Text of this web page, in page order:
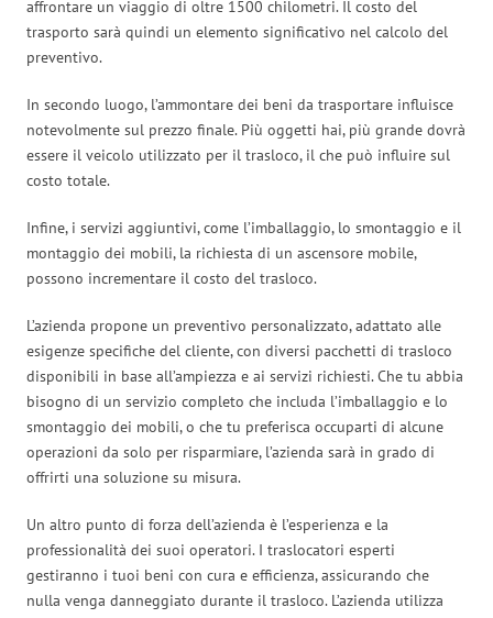
affrontare un viaggio di oltre 1500 chilometri. Il costo del
trasporto sarà quindi un elemento significativo nel calcolo del
preventivo.
In secondo luogo, l’ammontare dei beni da trasportare influisce
notevolmente sul prezzo finale. Più oggetti hai, più grande dovrà
essere il veicolo utilizzato per il trasloco, il che può influire sul
costo totale.
Infine, i servizi aggiuntivi, come l’imballaggio, lo smontaggio e il
montaggio dei mobili, la richiesta di un ascensore mobile,
possono incrementare il costo del trasloco.
L’azienda propone un preventivo personalizzato, adattato alle
esigenze specifiche del cliente, con diversi pacchetti di trasloco
disponibili in base all’ampiezza e ai servizi richiesti. Che tu abbia
bisogno di un servizio completo che includa l’imballaggio e lo
smontaggio dei mobili, o che tu preferisca occuparti di alcune
operazioni da solo per risparmiare, l’azienda sarà in grado di
offrirti una soluzione su misura.
Un altro punto di forza dell’azienda è l’esperienza e la
professionalità dei suoi operatori. I traslocatori esperti
gestiranno i tuoi beni con cura e efficienza, assicurando che
nulla venga danneggiato durante il trasloco. L’azienda utilizza